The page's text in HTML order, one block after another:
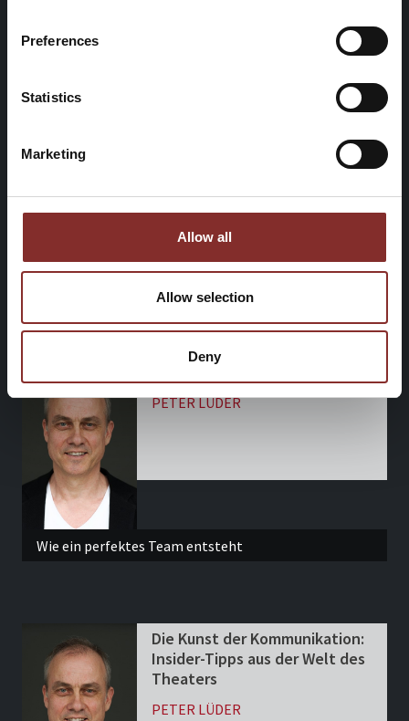
Preferences
Statistics
Marketing
Allow all
Allow selection
Deny